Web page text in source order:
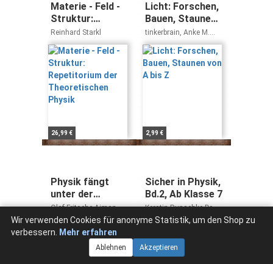
Materie - Feld -
Struktur:
Repetitorium
der
Theoretischen
Physik
Reinhard Starkl
26,99 €
Licht: Forschen,
Bauen, Staunen
von A bis Z
tinkerbrain, Anke M.
Leitzgen, Gesine
Grotrian
2,99 €
Physik fängt
unter der
Dusche an: Den
Alltag
entdecken mit
Olaf Fritsche Aiman
Abdallah
Sicher in Physik,
Bd.2, Ab Klasse 7
Kerstin Runschke Dr.
Dietmar Karau
Wir verwenden Cookies für anonyme Statistik, um den Shop zu
verbessern.
Mehr erfahren
Ablehnen Akzeptieren